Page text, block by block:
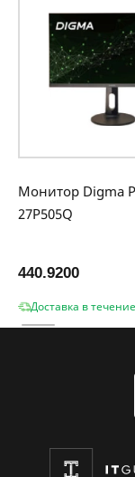
Монитор Digma
27P505Q
440.9200
Доставка в